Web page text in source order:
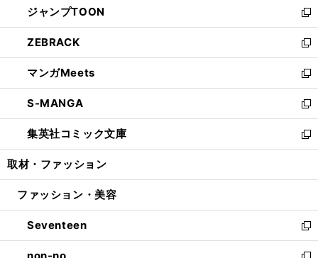
く
で
開
く
ド
ウ
で
開
く
ィ
ン
ド
ウ
で
開
く
い
ウ
ィ
ン
ド
ウ
で
開
く
ジャンプTOON
新
し
い
ウ
ィ
ン
ド
ウ
で
開
ZEBRACK
新
し
い
ウ
ィ
ン
ド
ウ
開
マンガMeets
新
し
い
ウ
ィ
ン
ウ
開
く
S-MANGA
新
し
い
ウ
ン
ウ
で
開
く
集英社コミック文庫
新
し
ウ
ン
ド
ウ
取材・ファッション
ファッション・美容
Seventeen
新
し